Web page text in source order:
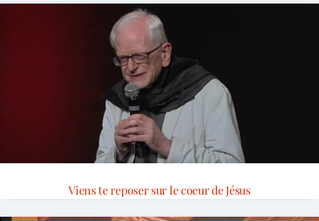
Viens te reposer sur le coeur de Jésus